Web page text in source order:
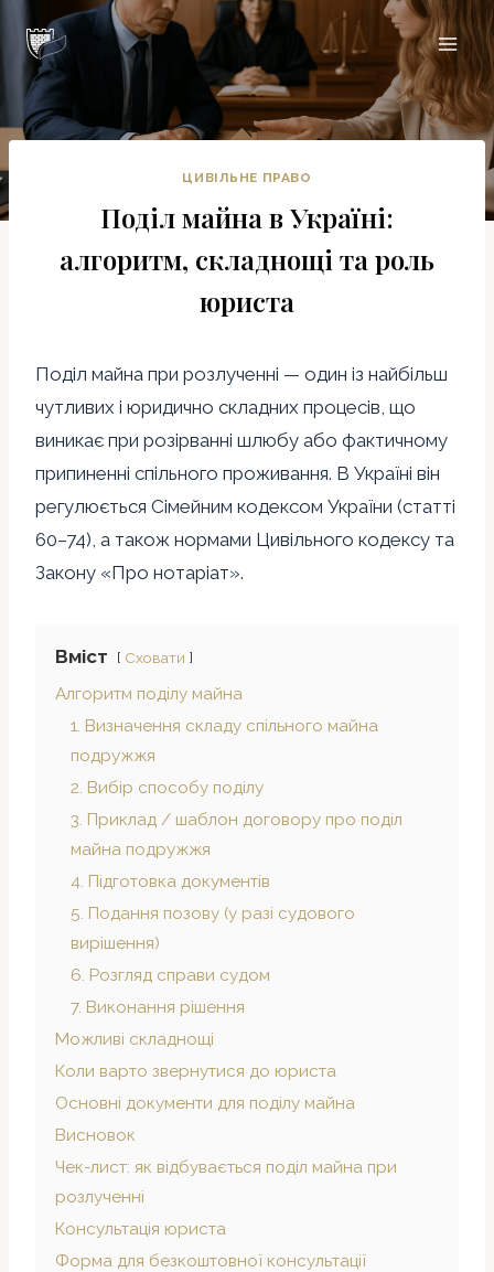
Перейти
вмісту
Цитадель
ЦИВІЛЬНЕ ПРАВО
Поділ майна в Україні:
алгоритм, складнощі та роль
юриста
Поділ майна при розлученні — один із найбільш
чутливих і юридично складних процесів, що
виникає при розірванні шлюбу або фактичному
припиненні спільного проживання. В Україні він
регулюється Сімейним кодексом України (статті
60–74), а також нормами Цивільного кодексу та
Закону «Про нотаріат».
Вміст Сховати
Алгоритм поділу майна
1. Визначення складу спільного майна
подружжя
2. Вибір способу поділу
3. Приклад / шаблон договору про поділ
майна подружжя
4. Підготовка документів
5. Подання позову (у разі судового
вирішення)
6. Розгляд справи судом
7. Виконання рішення
Можливі складнощі
Коли варто звернутися до юриста
Основні документи для поділу майна
Висновок
Чек-лист: як відбувається поділ майна при
розлученні
Консультація юриста
Форма для безкоштовної консультації